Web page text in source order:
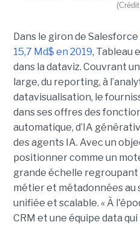
Dans le giron de Salesforce
15,7 Md$ en 2019, Tableau
dans la dataviz. Couvrant
large, du reporting, à
datavisualisation, le
dans ses offres des
automatique, d’IA
des agents IA. Avec un
positionner comme un
grande échelle regroupant
métier et métadonnées au
unifiée et scalable. « À
CRM et une équipe data